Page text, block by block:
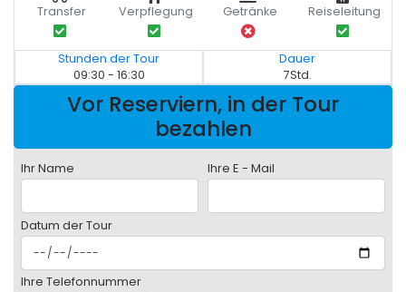
Transfer Verpflegung Getränke Reiseleitung
Stunden der Tour
09:30 - 16:30
Dauer
7Std.
Vor Reserviern, in der Tour
bezahlen
Ihr Name Ihre E - Mail
Datum der Tour
Ihre Telefonnummer